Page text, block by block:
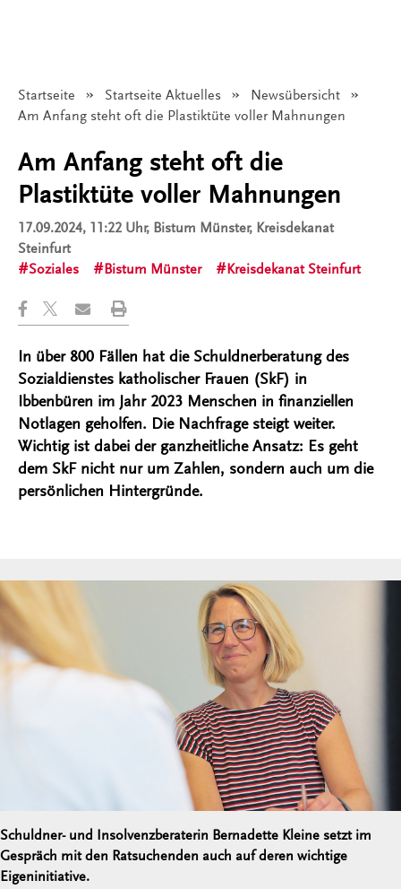
Startseite Startseite Aktuelles
Newsübersicht
Angezeigt:
Am Anfang steht oft die Plastiktüte voller Mahnungen
Am Anfang steht oft die
Plastiktüte voller Mahnungen
17.09.2024, 11:22 Uhr, Bistum Münster, Kreisdekanat
Steinfurt
Soziales
Bistum Münster Kreisdekanat Steinfurt
In über 800 Fällen hat die Schuldnerberatung des
Sozialdienstes katholischer Frauen (SkF) in
Ibbenbüren im Jahr 2023 Menschen in finanziellen
Notlagen geholfen. Die Nachfrage steigt weiter.
Wichtig ist dabei der ganzheitliche Ansatz: Es geht
dem SkF nicht nur um Zahlen, sondern auch um die
persönlichen Hintergründe.
Schuldner- und Insolvenzberaterin Bernadette Kleine setzt im
Gespräch mit den Ratsuchenden auch auf deren wichtige
Eigeninitiative.